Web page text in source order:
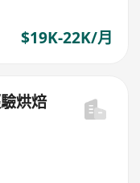
$19K-22K/月
烘焙